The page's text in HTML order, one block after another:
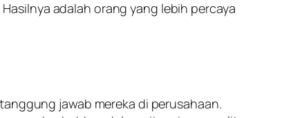
adalah orang yang lebih percaya
jawab mereka di perusahaan.